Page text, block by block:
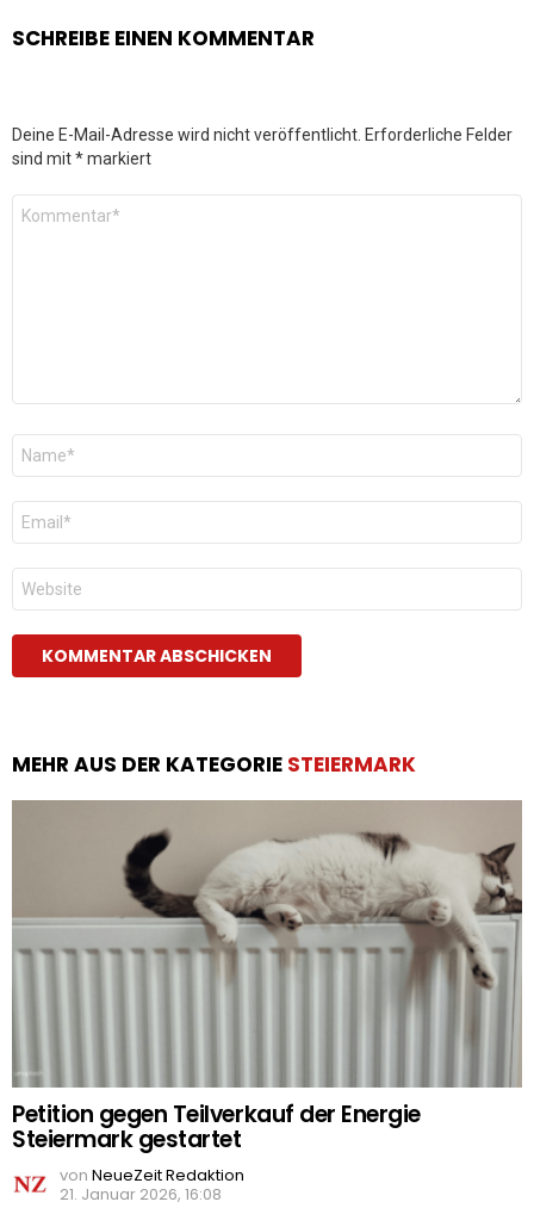
SCHREIBE EINEN KOMMENTAR
Deine E-Mail-Adresse wird nicht veröffentlicht. Erforderliche Felder
sind mit*markiert
Kommentar
Name
E-
Mail
*
Website
MEHR AUS DER KATEGORIE STEIERMARK
Petition gegen Teilverkauf der Energie
Steiermark gestartet
von NeueZeit Redaktion
21. Januar 2026, 16:08